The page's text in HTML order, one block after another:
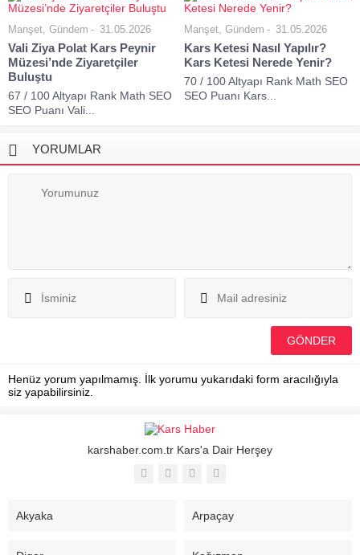
Manşet, Gündem 31.05.2026
Vali Ziya Polat Kars Peynir
Müzesi’nde Ziyaretçiler
Buluştu
67 / 100 Altyapı Rank Math SEO
SEO Puanı Vali...
Manşet, Gündem 31.05.2026
Kars Ketesi Nasıl Yapılır?
Kars Ketesi Nerede Yenir?
70 / 100 Altyapı Rank Math SEO
SEO Puanı Kars...
YORUMLAR
Henüz yorum yapılmamış. İlk yorumu yukarıdaki form aracılığıyla
siz yapabilirsiniz.
karshaber.com.tr Kars'a Dair Herşey
Akyaka Arpaçay